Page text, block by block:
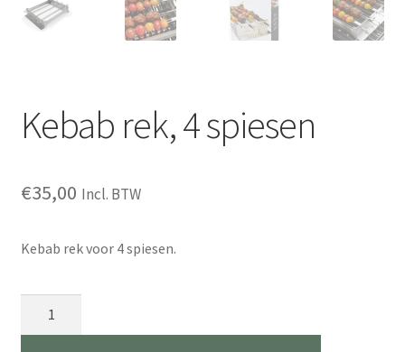
Kebab rek, 4 spiesen
€35,00 Incl. BTW
Kebab rek voor 4 spiesen.